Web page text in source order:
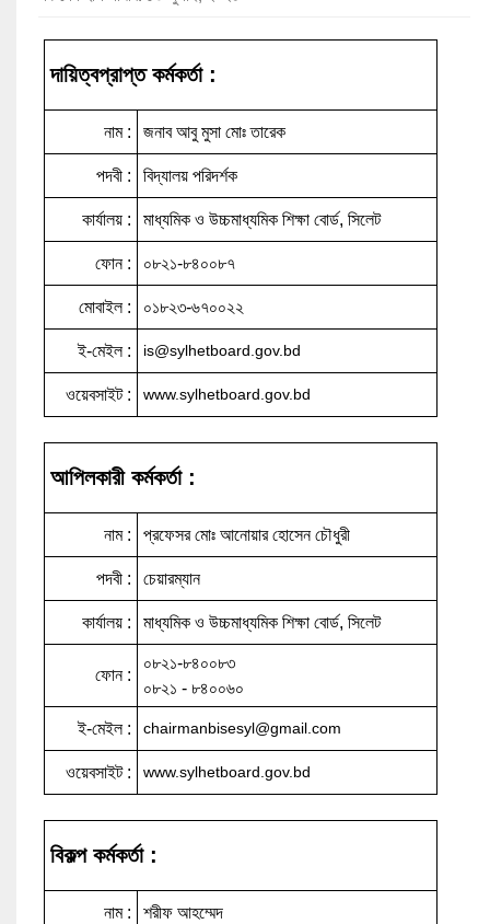
দায়িত্বপ্রাপ্ত কর্মকর্তা :
নাম : জনাব আবু মুসা মোঃ তারেক
পদবী : বিদ্যালয় পরিদর্শক
কার্যালয় : মাধ্যমিক ও উচ্চমাধ্যমিক শিক্ষা বোর্ড, সিলেট
ফোন : ০৮২১-৮৪০০৮৭
মোবাইল : ০১৮২৩-৬৭০০২২
ই-মেইল : is@sylhetboard.gov.bd
ওয়েবসাইট : www.sylhetboard.gov.bd
আপিলকারী কর্মকর্তা :
নাম : প্রফেসর মোঃ আনোয়ার হোসেন চৌধুরী
পদবী : চেয়ারম্যান
কার্যালয় : মাধ্যমিক ও উচ্চমাধ্যমিক শিক্ষা বোর্ড, সিলেট
ফোন :
০৮২১-৮৪০০৮৩
০৮২১ - ৮৪০০৬০
ই-মেইল : chairmanbisesyl@gmail.com
ওয়েবসাইট : www.sylhetboard.gov.bd
বিকল্প কর্মকর্তা :
নাম : শরীফ আহম্মেদ